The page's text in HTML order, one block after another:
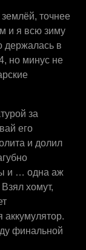
точнее
и я всю зиму
держалась в
но минус не
за
его
и долил
и … одна аж
хомут,
аккумулятор.
финальной